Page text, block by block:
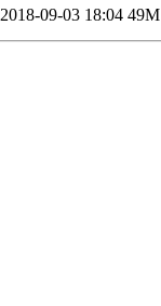
2018-09-03 18:04 49M